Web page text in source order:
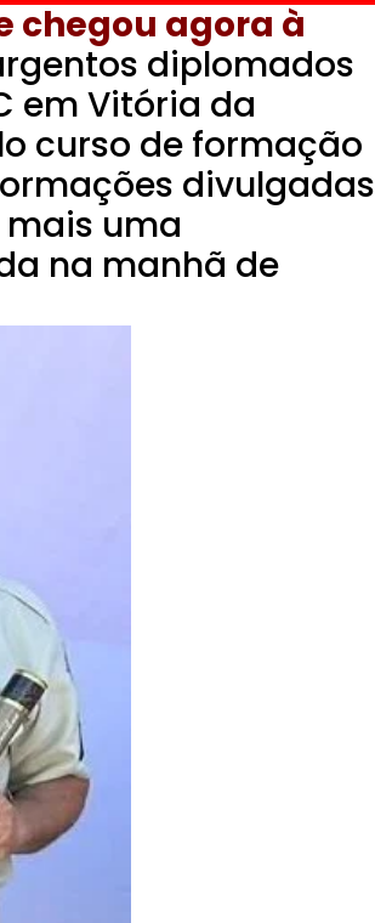
chegou agora à
diplomados
em Vitória da
curso de formação
divulgadas
uma
na manhã de